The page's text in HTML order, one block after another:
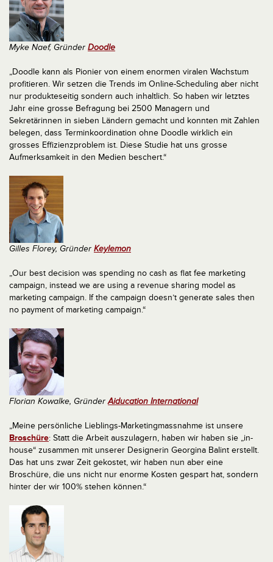
Myke Naef, Gründer Doodle
„Doodle kann als Pionier von einem enormen viralen Wachstum
profitieren. Wir setzen die Trends im Online-Scheduling aber nicht
nur produkteseitig sondern auch inhaltlich. So haben wir letztes
Jahr eine grosse Befragung bei 2500 Managern und
Sekretärinnen in sieben Ländern gemacht und konnten mit Zahlen
belegen, dass Terminkoordination ohne Doodle wirklich ein
grosses Effizienzproblem ist. Diese Studie hat uns grosse
Aufmerksamkeit in den Medien beschert.“
Gilles Florey, Gründer Keylemon
„Our best decision was spending no cash as flat fee marketing
campaign, instead we are using a revenue sharing model as
marketing campaign. If the campaign doesn’t generate sales then
no payment of marketing campaign.“
Florian Kowalke, GründerAiducation International
„Meine persönliche Lieblings-Marketingmassnahme ist unsere
Broschüre: Statt die Arbeit auszulagern, haben wir haben sie „in-
house“ zusammen mit unserer Designerin Georgina Balint erstellt.
Das hat uns zwar Zeit gekostet, wir haben nun aber eine
Broschüre, die uns nicht nur enorme Kosten gespart hat, sondern
hinter der wir 100% stehen können.“